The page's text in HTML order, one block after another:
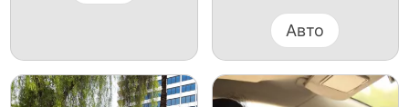
Авто